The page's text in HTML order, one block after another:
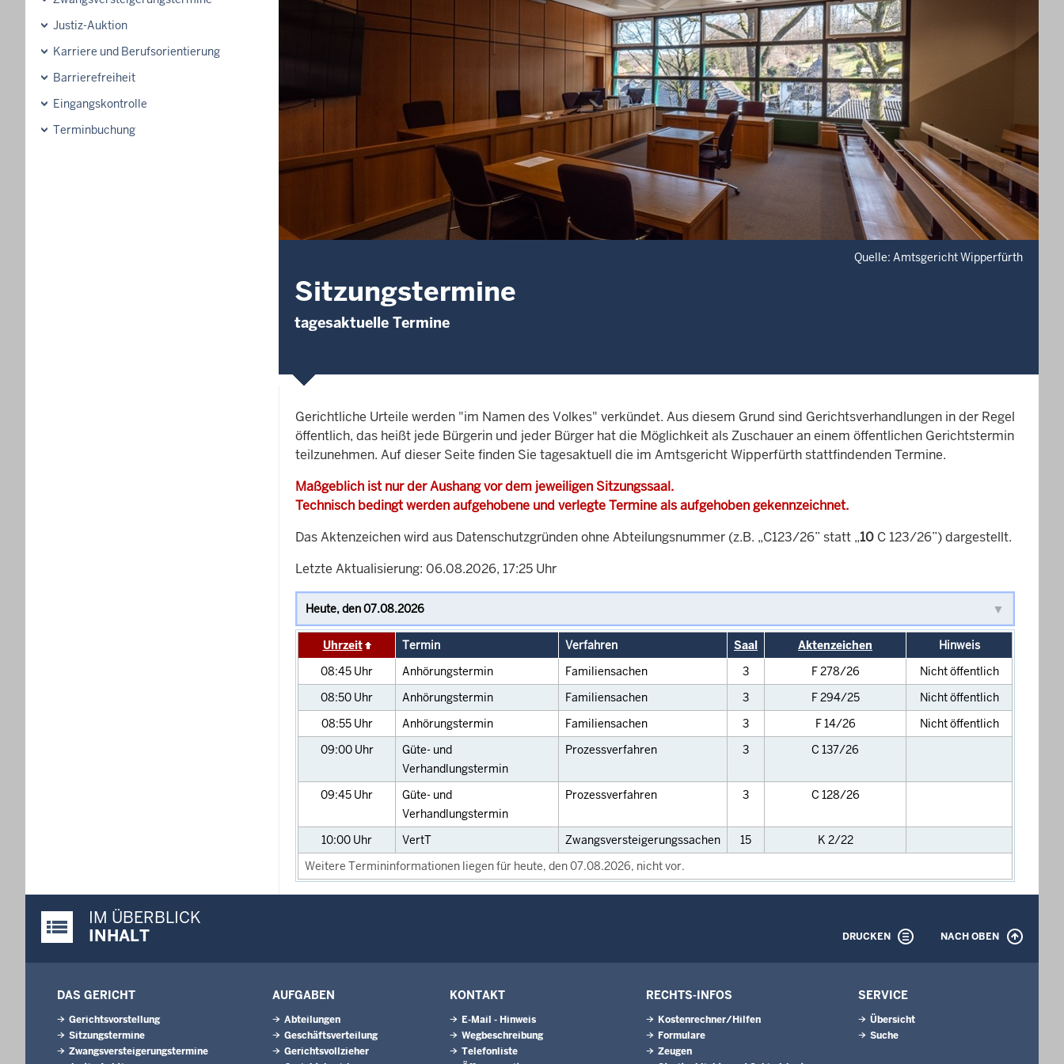
Justiz-Auktion
Karriere und Berufsorientierung
Barrierefreiheit
Eingangskontrolle
Terminbuchung
Quelle: Amtsgericht Wipperfürth
Sitzungstermine
tagesaktuelle Termine
Gerichtliche Urteile werden "im Namen des Volkes" verkündet. Aus diesem Grund sind Gerichtsverhandlungen in der Regel
öffentlich, das heißt jede Bürgerin und jeder Bürger hat die Möglichkeit als Zuschauer an einem öffentlichen Gerichtstermin
teilzunehmen. Auf dieser Seite finden Sie tagesaktuell die im Amtsgericht Wipperfürth stattfindenden Termine.
Maßgeblich ist nur der Aushang vor dem jeweiligen Sitzungssaal.
Technisch bedingt werden aufgehobene und verlegte Termine als aufgehoben gekennzeichnet.
Das Aktenzeichen wird aus Datenschutzgründen ohne Abteilungsnummer (z.B. „C123/26” statt „10 C 123/26”) dargestellt.
Letzte Aktualisierung: 06.08.2026, 17:25 Uhr
Uhrzeit Termin Verfahren Saal Aktenzeichen
Hinweis
08:45 Uhr Anhörungstermin Familiensachen 3 F 278/26
Nicht öffentlich
08:50 Uhr Anhörungstermin Familiensachen 3 F 294/25
Nicht öffentlich
08:55 Uhr Anhörungstermin Familiensachen 3 F 14/26
Nicht öffentlich
09:00 Uhr
Güte- und
Verhandlungstermin
Prozessverfahren 3 C 137/26
09:45 Uhr
Güte- und
Verhandlungstermin
Prozessverfahren 3 C 128/26
10:00 Uhr VertT Zwangsversteigerungssachen 15
K 2/22
Weitere Termininformationen liegen für heute, den 07.08.2026, nicht vor.
Justiz-Portal im Überblick:
IM ÜBERBLICK
INHALT
DRUCKEN NACH OBEN
DAS GERICHT
Gerichtsvorstellung
Sitzungstermine
Zwangsversteigerungs­termine
AUFGABEN
Abteilungen
Geschäftsverteilung
Gerichtsvollzieher
KONTAKT
E-Mail - Hinweis
Wegbeschreibung
Telefonliste
RECHTS-INFOS
Kostenrechner/Hilfen
Formulare
Zeugen
SERVICE
Übersicht
Suche